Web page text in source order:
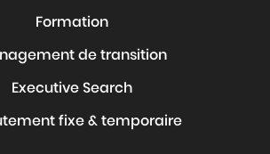
Formation
de transition
Executive Search
fixe & temporaire